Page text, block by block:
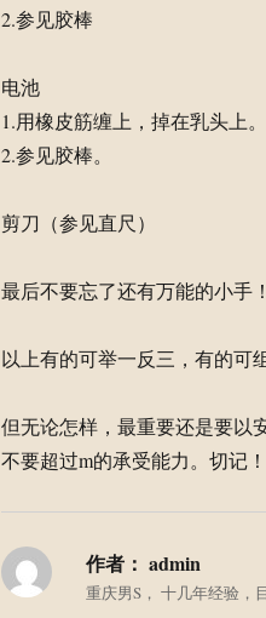
2.参见胶棒
电池
1.用橡皮筋缠上，掉在乳头上。
2.参见胶棒。
剪刀（参见直尺）
最后不要忘了还有万能的小手
以上有的可举一反三，有的可
但无论怎样，最重要还是要以
不要超过m的承受能力。切记
作者： admin
重庆男S， 十几年经验，